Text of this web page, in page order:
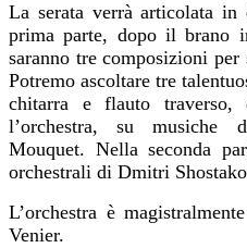
La serata verrà articolata
prima parte, dopo il brano
saranno tre composizioni
Potremo ascoltare tre
chitarra e flauto traverso,
l’orchestra, su musiche
Mouquet. Nella seconda
orchestrali di Dmitri
L’orchestra è
Venier.